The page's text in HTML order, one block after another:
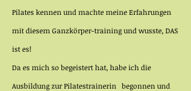
Pilates kennen und machte meine Erfahrungen
mit diesem Ganzkörper-training und wusste, DAS
ist es!
Da es mich so begeistert hat, habe ich die
Ausbildung zur Pilatestrainerin begonnen und